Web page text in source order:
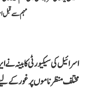
مہم سے قبل
اسرائیل کی سیکیورٹی کابینہ نے
مختلف منظرناموں پر غور کے